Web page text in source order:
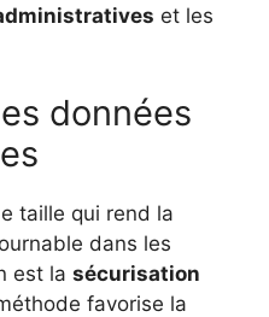
et les
données
taille qui rend la
dans les
est la sécurisation
favorise la